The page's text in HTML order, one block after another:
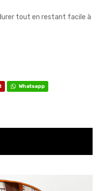
tout en restant facile à
Whatsapp